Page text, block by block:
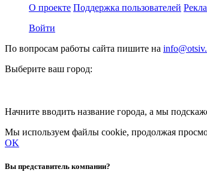
О проекте Поддержка пользователей
Войти
По вопросам работы сайта пишите на
Выберите ваш город:
Начните вводить название города, а мы
Мы используем файлы cookie, продолжая
OK
Вы представитель компании?